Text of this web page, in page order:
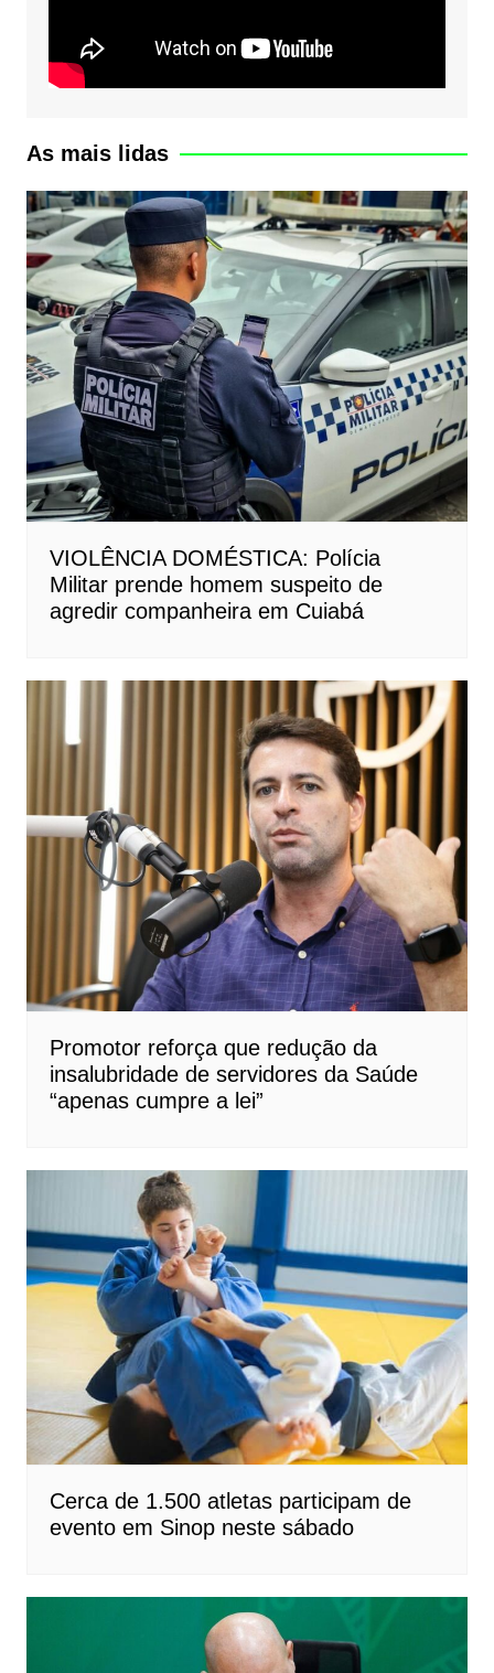
As mais lidas
VIOLÊNCIA DOMÉSTICA: Polícia
Militar prende homem suspeito de
agredir companheira em Cuiabá
Promotor reforça que redução da
insalubridade de servidores da Saúde
“apenas cumpre a lei”
Cerca de 1.500 atletas participam de
evento em Sinop neste sábado